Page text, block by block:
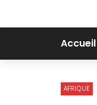
Accueil
AFRIQUE